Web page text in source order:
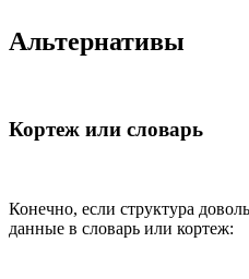
Альтернативы
Кортеж или словарь
Конечно, если структура
данные в словарь или кортеж: